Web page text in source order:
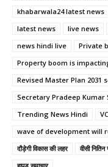
khabarwala24 latest news
latest news
live news
news hindi live
Private
Property boom is
Revised Master Plan 2031
Secretary Pradeep Kumar
Trending News Hindi
wave of development will
दौड़ेगी विकास की लहर
वीसी नितिन